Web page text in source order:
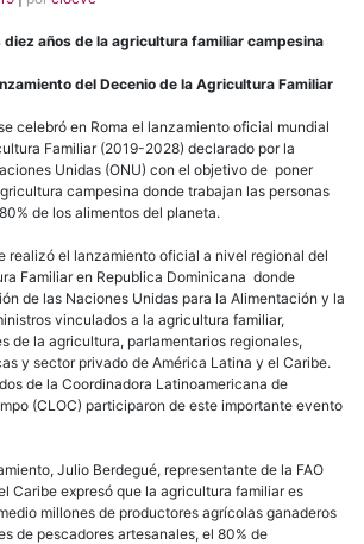
diez años de la agricultura familiar campesina
del Decenio de la Agricultura Familiar
celebró en Roma el lanzamiento oficial mundial
Familiar (2019-2028) declarado por la
Unidas (ONU) con el objetivo de poner
campesina donde trabajan las personas
de los alimentos del planeta.
realizó el lanzamiento oficial a nivel regional del
Familiar en Republica Dominicana donde
de las Naciones Unidas para la Alimentación y la
vinculados a la agricultura familiar,
de la agricultura, parlamentarios regionales,
y sector privado de América Latina y el Caribe.
de la Coordinadora Latinoamericana de
(CLOC) participaron de este importante evento
Julio Berdegué, representante de la FAO
Caribe expresó que la agricultura familiar es
millones de productores agrícolas ganaderos
de pescadores artesanales, el 80% de